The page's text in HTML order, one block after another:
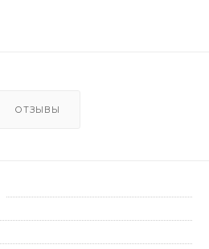
ОТЗЫВЫ